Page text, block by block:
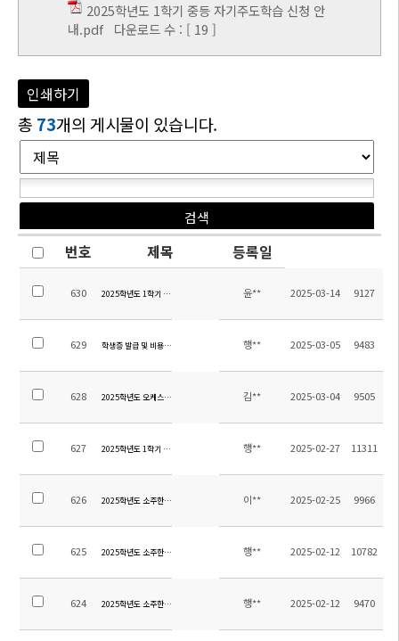
2025학년도 1학기 중등 자기주도학습 신청 안
내.pdf다운로드 수 : [ 19 ]
인쇄하기
총 73개의 게시물이 있습니다.
번호 제목 등록일
630 2025학년도 1학기 초등 방과후학교 수강신청 안내
윤** 2025-03-14 9127
629 학생증 발급 및 비용 관련 안내 행** 2025-03-05 9483
628 2025학년도 오케스트라 오디션 지정곡 안내 김** 2025-03-04 9505
627 2025학년도 1학기 전체학생 스쿨버스 탑승자 명단 및 노선
행** 2025-02-27 11311
626 2025학년도 소주한국학교 입학식 안내 이** 2025-02-25 9966
625 2025학년도 소주한국학교 청소용역 업체 선정 입찰공고
행** 2025-02-12 10782
624 2025학년도 소주한국학교 소방용역 업체 선정 입찰공고
행** 2025-02-12 9470